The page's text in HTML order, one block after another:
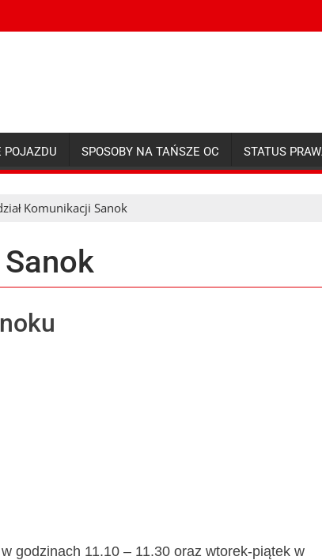
POJAZDU SPOSOBY NA TAŃSZE OC STATUS
Komunikacji Sanok
godzinach 11.10 – 11.30 oraz wtorek-piątek w